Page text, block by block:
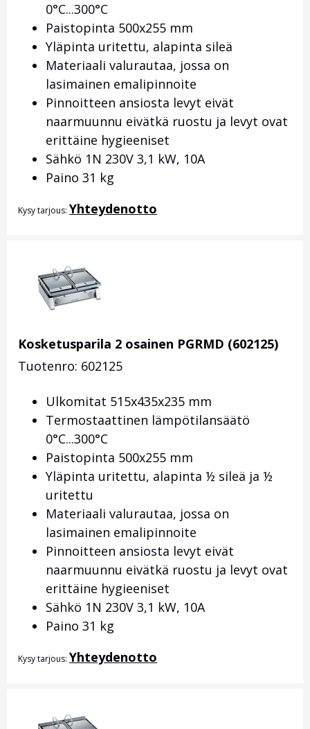
0°C...300°C
Paistopinta 500x255 mm
Yläpinta uritettu, alapinta sileä
Materiaali valurautaa, jossa on
lasimainen emalipinnoite
Pinnoitteen ansiosta levyt eivät
naarmuunnu eivätkä ruostu ja levyt ovat
erittäine hygieeniset
Sähkö 1N 230V 3,1 kW, 10A
Paino 31 kg
Kysy tarjous: Yhteydenotto
Kosketusparila 2 osainen PGRMD (602125)
Tuotenro: 602125
Ulkomitat 515x435x235 mm
Termostaattinen lämpötilansäätö
0°C...300°C
Paistopinta 500x255 mm
Yläpinta uritettu, alapinta ½ sileä ja ½
uritettu
Materiaali valurautaa, jossa on
lasimainen emalipinnoite
Pinnoitteen ansiosta levyt eivät
naarmuunnu eivätkä ruostu ja levyt ovat
erittäine hygieeniset
Sähkö 1N 230V 3,1 kW, 10A
Paino 31 kg
Kysy tarjous: Yhteydenotto